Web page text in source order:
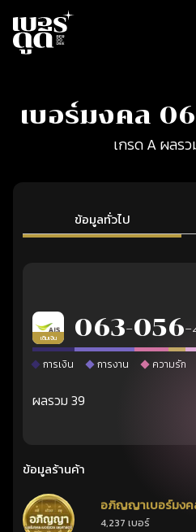
เบอร์มงคล
เกรด A ผลรว
ข้อมูลทั่วไป
เติมเงิน 063-
การเงิน การงาน ความรัก
ผลรวม 39
ข้อมูลร้านค้า
อภิญญาเบอร์มงค
เลขศาสตร์
4,237 เบอร์